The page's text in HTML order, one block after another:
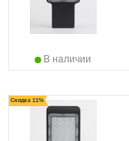
В наличии
Скидка 11%